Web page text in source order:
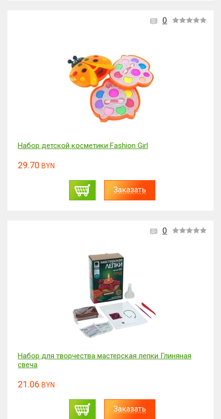
0
Набор детской косметики Fashion Girl
29.70 BYN
Заказать
0
Набор для творчества мастерская лепки Глиняная
свеча
21.06 BYN
Заказать